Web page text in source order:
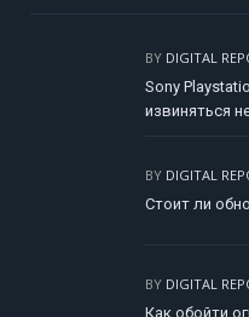
BY DIGITAL
Sony
извиняться
BY DIGITAL
Стоит ли
BY DIGITAL
Как обойти